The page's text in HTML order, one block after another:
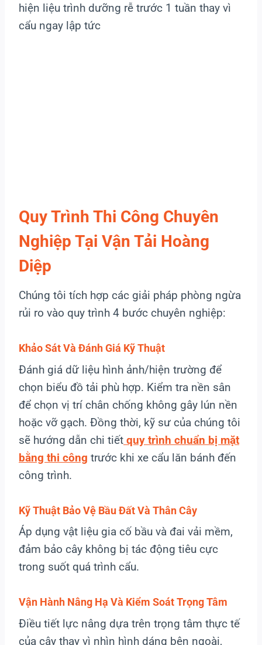
hiện liệu trình dưỡng rễ trước 1 tuần thay vì
cẩu ngay lập tức
Quy Trình Thi Công Chuyên
Nghiệp Tại Vận Tải Hoàng
Diệp
Chúng tôi tích hợp các giải pháp phòng ngừa
rủi ro vào quy trình 4 bước chuyên nghiệp:
Khảo Sát Và Đánh Giá Kỹ Thuật
Đánh giá dữ liệu hình ảnh/hiện trường để
chọn biểu đồ tải phù hợp. Kiểm tra nền sân
để chọn vị trí chân chống không gây lún nền
hoặc vỡ gạch. Đồng thời, kỹ sư của chúng tôi
sẽ hướng dẫn chi tiết quy trình chuẩn bị mặt
bằng thi công trước khi xe cẩu lăn bánh đến
công trình.
Kỹ Thuật Bảo Vệ Bầu Đất Và Thân Cây
Áp dụng vật liệu gia cố bầu và đai vải mềm,
đảm bảo cây không bị tác động tiêu cực
trong suốt quá trình cẩu.
Vận Hành Nâng Hạ Và Kiểm Soát Trọng Tâm
Điều tiết lực nâng dựa trên trọng tâm thực tế
của cây thay vì nhìn hình dáng bên ngoài,